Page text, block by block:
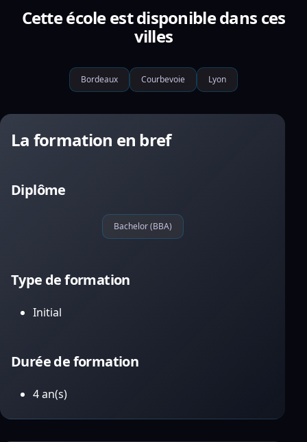
Cette école est disponible dans ces
villes
Bordeaux Courbevoie Lyon
La formation en bref
Diplôme
Bachelor (BBA)
Type de formation
Initial
Durée de formation
4 an(s)